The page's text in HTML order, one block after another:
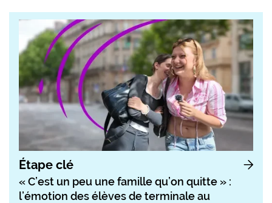
Étape clé
« C’est un peu une famille qu’on quitte » :
l’émotion des élèves de terminale au